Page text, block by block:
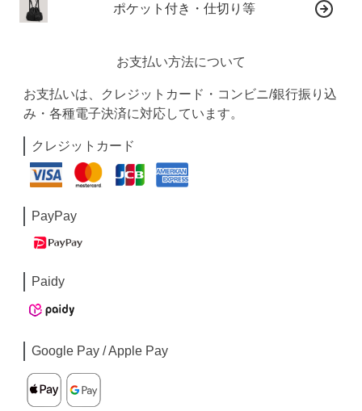
ポケット付き・仕切り等
お支払い方法について
お支払いは、クレジットカード・コンビニ/銀行振り込
み・各種電子決済に対応しています。
クレジットカード
PayPay
Paidy
Google Pay / Apple Pay